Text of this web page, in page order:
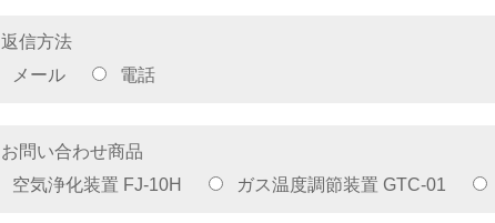
返信方法
メール
電話
お問い合わせ商品
空気浄化装置 FJ-10H
ガス温度調節装置 GTC-01